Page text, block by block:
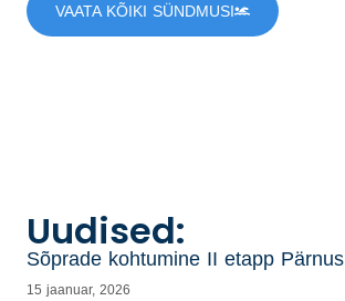
VAATA KÕIKI SÜNDMUSI
Uudised:
Sõprade kohtumine II etapp Pärnus
15 jaanuar, 2026